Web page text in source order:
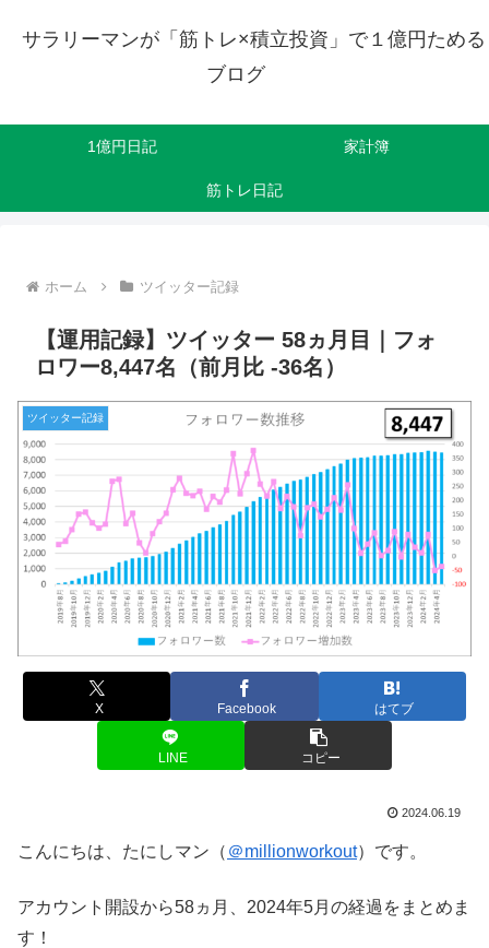
サラリーマンが「筋トレ×積立投資」で１億円ためる
ブログ
1億円日記 家計簿
筋トレ日記
ホーム ツイッター記録
【運用記録】ツイッター 58ヵ月目｜フォ
ロワー8,447名（前月比 -36名）
ツイッター記録
X Facebook はてブ
LINE コピー
2024.06.19
こんにちは、たにしマン（ ＠millionworkout）です。
アカウント開設から58ヵ月、2024年5月の経過をまとめま
す！